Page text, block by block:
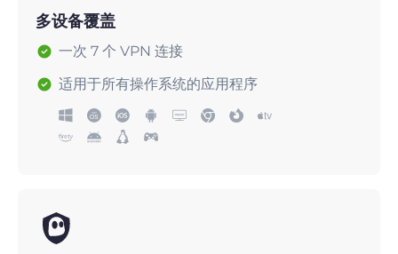
多设备覆盖
一次 7 个 VPN 连接
适用于所有操作系统的应用程序